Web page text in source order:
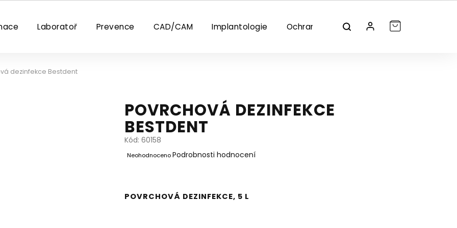
Laboratoř Prevence CAD/CAM Implantologie Ochrana/dezinfekce Značky
dezinfekce Bestdent
POVRCHOVÁ DEZINFEKCE
BESTDENT
Kód: 60158
Průměrné
0,0
NeohodnocenoPodrobnosti hodnocení
POVRCHOVÁ DEZINFEKCE, 5 L